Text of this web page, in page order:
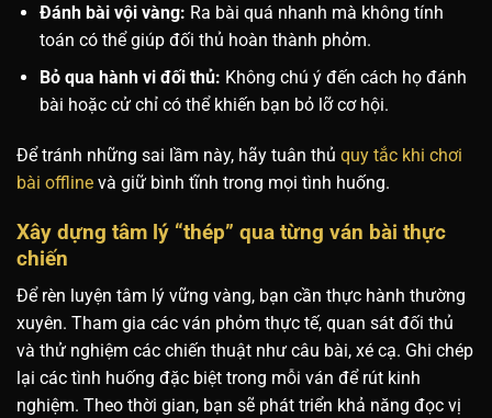
Đánh bài vội vàng: Ra bài quá nhanh mà không tính
toán có thể giúp đối thủ hoàn thành phỏm.
Bỏ qua hành vi đối thủ: Không chú ý đến cách họ đánh
bài hoặc cử chỉ có thể khiến bạn bỏ lỡ cơ hội.
Để tránh những sai lầm này, hãy tuân thủ quy tắc khi chơi
bài offline và giữ bình tĩnh trong mọi tình huống.
Xây dựng tâm lý “thép” qua từng ván bài thực
chiến
Để rèn luyện tâm lý vững vàng, bạn cần thực hành thường
xuyên. Tham gia các ván phỏm thực tế, quan sát đối thủ
và thử nghiệm các chiến thuật như câu bài, xé cạ. Ghi chép
lại các tình huống đặc biệt trong mỗi ván để rút kinh
nghiệm. Theo thời gian, bạn sẽ phát triển khả năng đọc vị